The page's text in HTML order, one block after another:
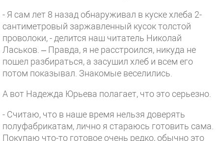
- Я сам лет 8 назад обнаруживал в куске хлеба 2-
сантиметровый заржавленный кусок толстой
проволоки, - делится наш читатель Николай
Ласьков. – Правда, я не расстроился, никуда не
пошел разбираться, а засушил хлеб и всем его
потом показывал. Знакомые веселились.
А вот Надежда Юрьева полагает, что это серьезно.
- Считаю, что в наше время нельзя доверять
полуфабрикатам, лично я стараюсь готовить сама.
Покупаю что-то готовое очень редко, обычно это